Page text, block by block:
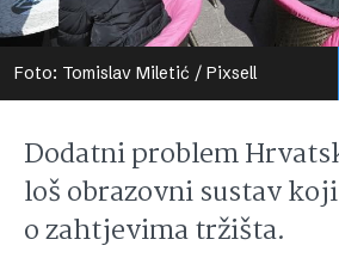
Foto: Tomislav Miletić / Pixsell
Dodatni problem
loš obrazovni sustav
o zahtjevima tržišta.